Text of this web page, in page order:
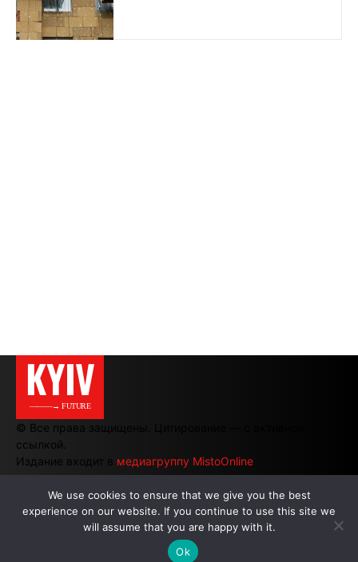
KYIV
———→ FUTURE
© Все права защищены. Цитирование — с активной
ссылкой.
Издание входит в медиагруппу MistoOnline
АВТОРЫ | РЕКЛАМА НА САЙТЕ
We use cookies to ensure that we give you the best
experience on our website. If you continue to use this site we
will assume that you are happy with it.
Ok